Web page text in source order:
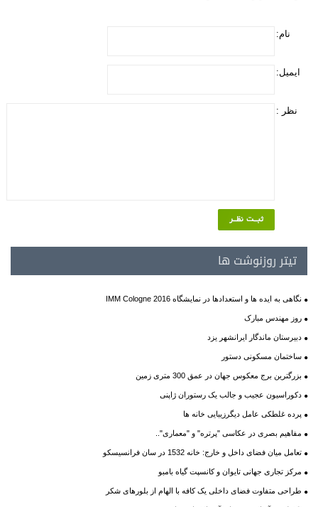
نام:
ایمیل:
نظر :
تیتر روزنوشت ها
نگاهی به ایده ها و استعدادها در نمایشگاه IMM Cologne 2016
روز مهندس مبارک
دبیرستان ماندگار ایرانشهر یزد
ساختمان مسکونی دستور
بزرگترین برج معکوس جهان در عمق 300 متری زمین
دکوراسیون عجیب و جالب یک رستوران ژاپنی
پرده غلطکی عامل دیگرزیبایی خانه ها
مفاهیم بصری در عکاسی "پرتره" و "معماری"..
تعامل میان فضای داخل و خارج: خانه 1532 در سان فرانسیسکو
مرکز تجاری جهانی تایوان و کانسپت گیاه بامبو
طراحی متفاوت فضای داخلی یک کافه با الهام از بلورهای شکر